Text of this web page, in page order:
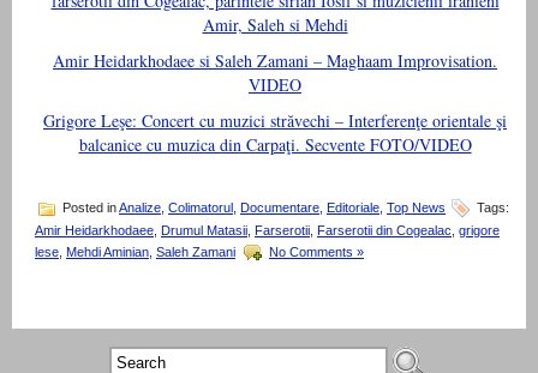
Amir, Saleh si Mehdi
Amir Heidarkhodaee si Saleh Zamani – Maghaam Improvisation.
VIDEO
Grigore Leşe: Concert cu muzici străvechi – Interferenţe orientale şi
balcanice cu muzica din Carpaţi. Secvente FOTO/VIDEO
Posted inAnalize Colimatorul Documentare Editoriale Top News
Tags:
Amir Heidarkhodaee, Drumul Matasii, Farserotii, Farserotii din Cogealac, grigore
lese Mehdi Aminian Saleh Zamani No Comments »